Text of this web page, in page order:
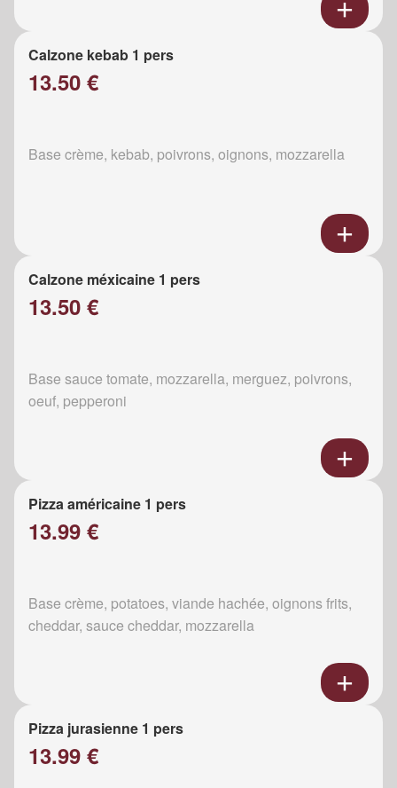
Calzone kebab 1 pers
13.50 €
Base crème, kebab, poivrons, oignons, mozzarella
Calzone méxicaine 1 pers
13.50 €
Base sauce tomate, mozzarella, merguez, poivrons,
oeuf, pepperoni
Pizza américaine 1 pers
13.99 €
Base crème, potatoes, viande hachée, oignons frits,
cheddar, sauce cheddar, mozzarella
Pizza jurasienne 1 pers
13.99 €